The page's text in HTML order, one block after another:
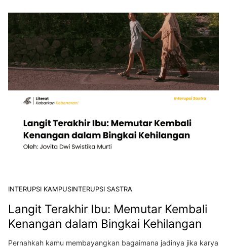
INTERUPSI KAMPUSINTERUPSI SASTRA
Langit Terakhir Ibu: Memutar Kembali
Kenangan dalam Bingkai Kehilangan
Pernahkah kamu membayangkan bagaimana jadinya jika karya